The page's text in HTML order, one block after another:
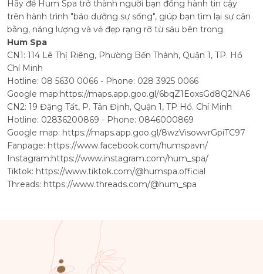
Hãy để Hum Spa trở thành người bạn đồng hành tin cậy
trên hành trình "bảo dưỡng sự sống", giúp bạn tìm lại sự cân
bằng, năng lượng và vẻ đẹp rạng rỡ từ sâu bên trong.
Hum Spa
CN1: 114 Lê Thị Riêng, Phường Bến Thành, Quận 1, TP. Hồ
Chí Minh
Hotline: 08 5630 0066 - Phone: 028 3925 0066
Google map:https://maps.app.goo.gl/6bqZ1EoxsGd8Q2NA6
CN2: 19 Đặng Tất, P. Tân Định, Quận 1, TP Hồ. Chí Minh
Hotline: 02836200869 - Phone: 0846000869
Google map: https://maps.app.goo.gl/8wzVisowvrGpiTC97
Fanpage: https://www.facebook.com/humspavn/
Instagram:https://www.instagram.com/hum_spa/
Tiktok: https://www.tiktok.com/@humspa.official
Threads: https://www.threads.com/@hum_spa